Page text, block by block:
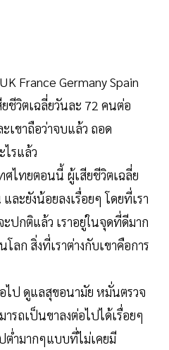
France Germany Spain
ชีวิตเฉลี่ยวันละ 72 คนต่อ
เขาถือว่าจบแล้ว ถอด
รแล้ว
ไทยตอนนี้ ผู้เสียชีวิตเฉลี่ย
ละยังน้อยลงเรื่อยๆ โดยที่เรา
ปกติแล้ว เราอยู่ในจุดที่ดีมาก
ลก สิ่งที่เราต่างกับเขาคือการ
ไป ดูแลสุขอนามัย หมั่นตรวจ
รถเป็นขาลงต่อไปได้เรื่อยๆ
ต่ำมากๆแบบที่ไม่เคยมี